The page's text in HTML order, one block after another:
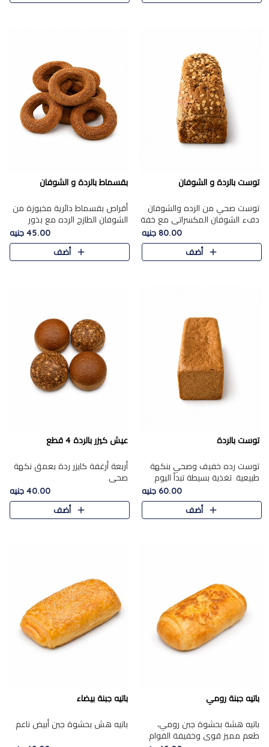
توست بالردة و الشوفان
توست صحي من الرده والشوفان.
دفء الشوفان المكسراتي مع خفة
80.00 جنيه
أضف
بقسماط بالردة و الشوفان
أقراص بقسماط دائرية مخبوزة من
الشوفان الطازج الرده مع بذور
مختارة. قرمشة الحبوب والبذور،
بداية صحية لكل صباح.
45.00 جنيه
أضف
توست بالردة
توست رده خفيف وصحي بنكهة
طبيعية. تغذية بسيطة تبدأ اليوم
60.00 جنيه
أضف
عيش كيزر بالردة 4 قطع
أربعة أرغفة كايزر ردة بعمق نكهة
صحي.
40.00 جنيه
أضف
باتيه جبنة رومي
باتيه هشة بحشوة جبن رومي،
طعم مميز قوي وخفيفة القوام.
باتيه جبنة بيضاء
باتيه هش بحشوة جبن أبيض ناعم.